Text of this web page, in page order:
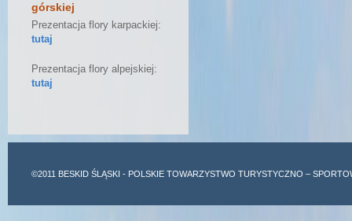
górskiej
Prezentacja flory karpackiej:
tutaj
Prezentacja flory alpejskiej:
tutaj
©2011 BESKID ŚLĄSKI - POLSKIE TOWARZYSTWO TURYSTYCZNO –